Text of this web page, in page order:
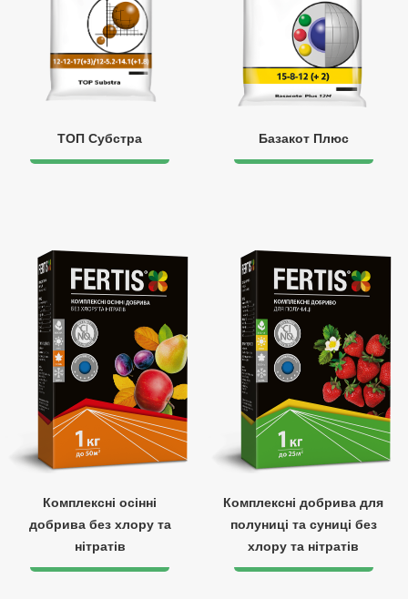
ТОП Субстра Базакот Плюс
Комплексні осінні
добрива без хлору та
нітратів
Комплексні добрива для
полуниці та суниці без
хлору та нітратів